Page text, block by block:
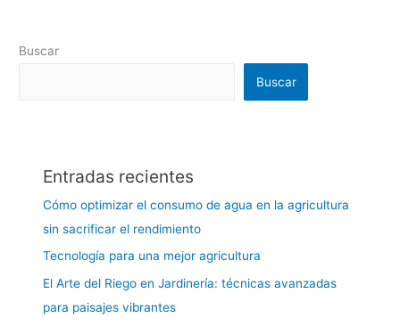
Buscar
Buscar
Entradas recientes
Cómo optimizar el consumo de agua en la agricultura
sin sacrificar el rendimiento
Tecnología para una mejor agricultura
El Arte del Riego en Jardinería: técnicas avanzadas
para paisajes vibrantes